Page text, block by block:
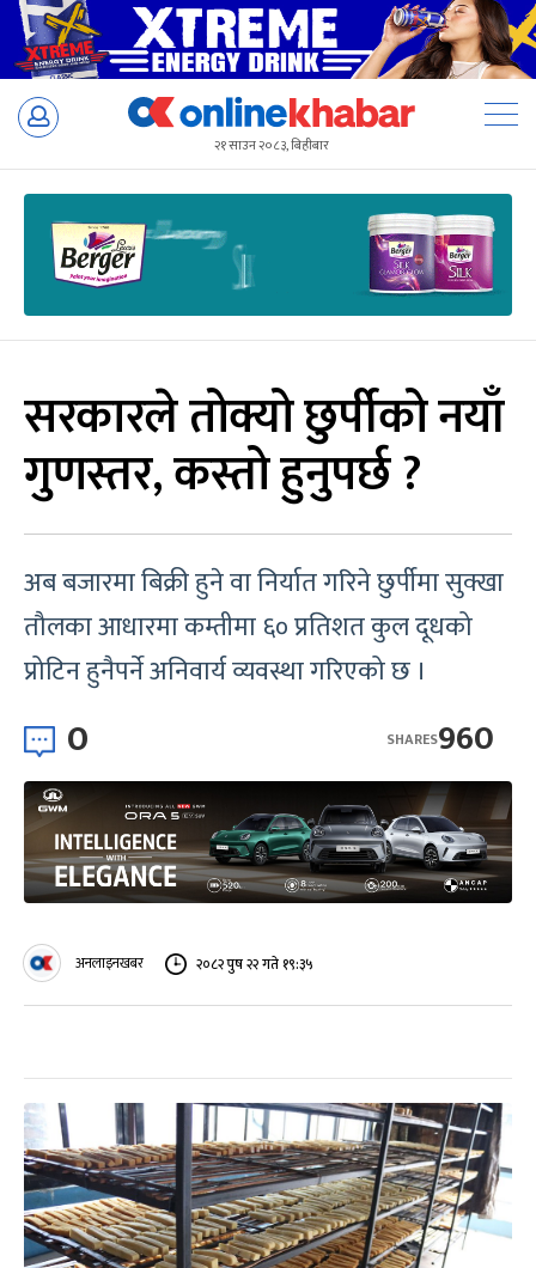
Skip
२१ साउन २०८३, बिहीबार
सरकारले तोक्यो छुर्पीको नयाँ
गुणस्तर, कस्तो हुनुपर्छ ?
अब बजारमा बिक्री हुने वा निर्यात गरिने छुर्पीमा सुक्खा
तौलका आधारमा कम्तीमा ६० प्रतिशत कुल दूधको
प्रोटिन हुनैपर्ने अनिवार्य व्यवस्था गरिएको छ ।
0 960
SHARES
अनलाइनखबर २०८२ पुष २२ गते १९:३५